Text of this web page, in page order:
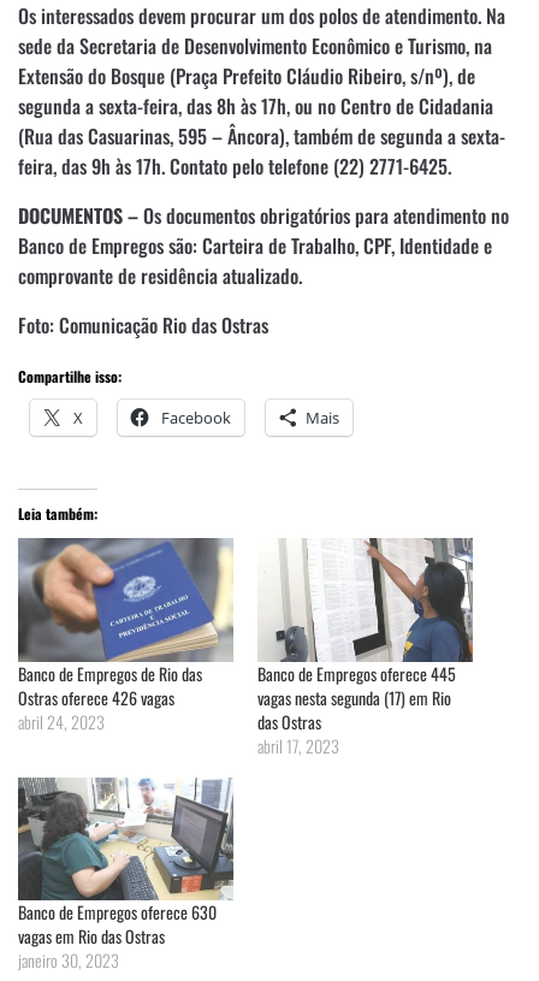
Os interessados devem procurar um dos polos de atendimento. Na
sede da Secretaria de Desenvolvimento Econômico e Turismo, na
Extensão do Bosque (Praça Prefeito Cláudio Ribeiro, s/nº), de
segunda a sexta-feira, das 8h às 17h, ou no Centro de Cidadania
(Rua das Casuarinas, 595 – Âncora), também de segunda a sexta-
feira, das 9h às 17h. Contato pelo telefone (22) 2771-6425.
DOCUMENTOS –Os documentos obrigatórios para atendimento no
Banco de Empregos são: Carteira de Trabalho, CPF, Identidade e
comprovante de residência atualizado.
Foto: Comunicação Rio das Ostras
Compartilhe isso:
X Facebook Mais
Leia também:
Banco de Empregos de Rio das
Ostras oferece 426 vagas
abril 24, 2023
Banco de Empregos oferece 445
vagas nesta segunda (17) em Rio
das Ostras
abril 17, 2023
Banco de Empregos oferece 630
vagas em Rio das Ostras
janeiro 30, 2023